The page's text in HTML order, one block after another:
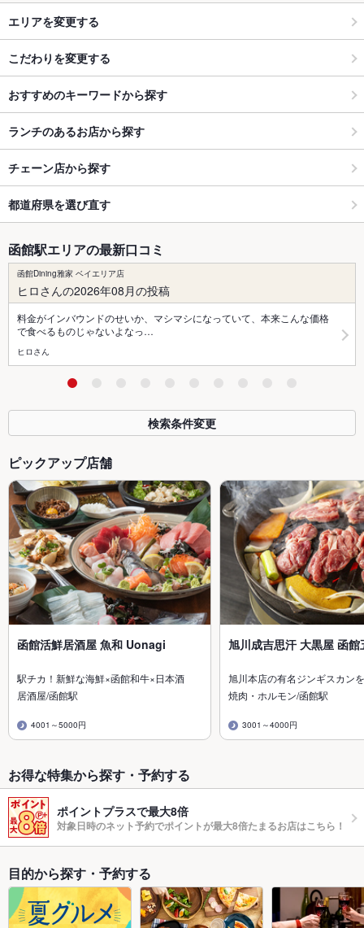
エリアを変更する
こだわりを変更する
おすすめのキーワードから探す
ランチのあるお店から探す
チェーン店から探す
都道府県を選び直す
函館駅エリアの最新口コミ
函館Dining雅家 ベイエリア店
ヒロさんの2026年08月の投稿
料金がインバウンドのせいか、マシマシになっていて、本来こんな価格
で食べるものじゃないよなっ…
ヒロさん
検索条件変更
ピックアップ店舗
函館活鮮居酒屋 魚和 Uonagi
駅チカ！新鮮な海鮮×函館和牛×日本酒
居酒屋/函館駅
4001～5000円
旭川成吉思汗 大黒屋 函館
旭川本店の有名ジンギスカン
焼肉・ホルモン/函館駅
3001～4000円
お得な特集から探す・予約する
ポイントプラスで最大8倍
対象日時のネット予約でポイントが最大8倍たまるお店はこちら！
目的から探す・予約する